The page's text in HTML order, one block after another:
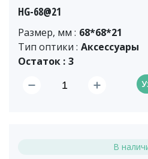
HG-68@21
Размер, мм : 68*68*21
Тип оптики : Аксессуары
Остаток : 3
В